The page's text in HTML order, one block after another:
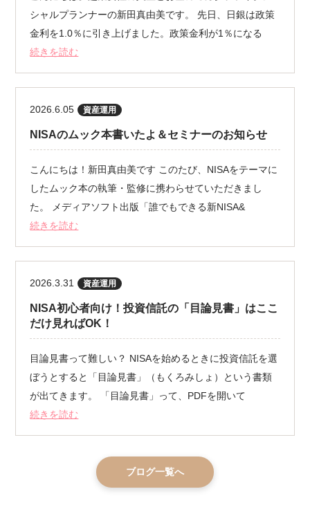
シャルプランナーの新田真由美です。 先日、日銀は政策
金利を1.0％に引き上げました。政策金利が1％になる
続きを読む
2026.6.05 資産運用
NISAのムック本書いたよ＆セミナーのお知らせ
こんにちは！新田真由美です このたび、NISAをテーマに
したムック本の執筆・監修に携わらせていただきまし
た。 メディアソフト出版「誰でもできる新NISA&
続きを読む
2026.3.31 資産運用
NISA初心者向け！投資信託の「目論見書」はここ
だけ見ればOK！
目論見書って難しい？ NISAを始めるときに投資信託を選
ぼうとすると「目論見書」（もくろみしょ）という書類
が出てきます。 「目論見書」って、PDFを開いて
続きを読む
ブログ一覧へ